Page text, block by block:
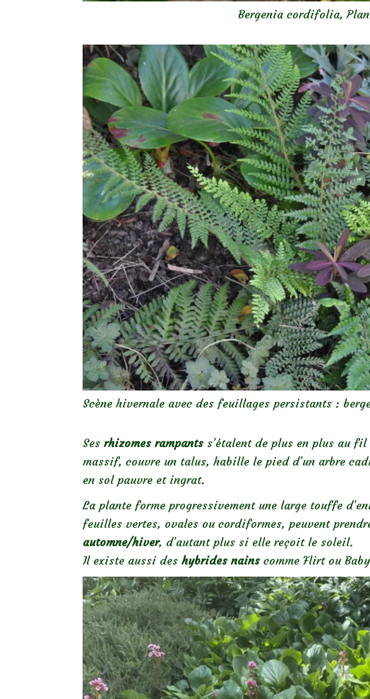
Bergenia cordifolia,
Scène hivernale avec des feuillages persistants :
Ses rhizomes rampants s’étalent de plus en plus au
massif, couvre un talus, habille le pied d’un arbre
en sol pauvre et ingrat.
La plante forme progressivement une large touffe
feuilles vertes, ovales ou cordiformes, peuvent
automne/hiver, d’autant plus si elle reçoit le soleil.
Il existe aussi des hybrides nains comme Flirt ou